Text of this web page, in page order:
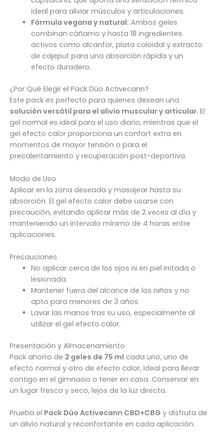
ideal para aliviar músculos y articulaciones.
Fórmula vegana y natural: Ambos geles
combinan cáñamo y hasta 18 ingredientes
activos como alcanfor, plata coloidal y extracto
de cajeput para una absorción rápida y un
efecto duradero.
¿Por Qué Elegir el Pack Dúo Activecann?
Este pack es perfecto para quienes desean una
solución versátil para el alivio muscular y articular. El
gel normal es ideal para el uso diario, mientras que el
gel efecto calor proporciona un confort extra en
momentos de mayor tensión o para el
precalentamiento y recuperación post-deportiva.
Modo de Uso
Aplicar en la zona deseada y masajear hasta su
absorción. El gel efecto calor debe usarse con
precaución, evitando aplicar más de 2 veces al día y
manteniendo un intervalo mínimo de 4 horas entre
aplicaciones.
Precauciones
No aplicar cerca de los ojos ni en piel irritada o
lesionada.
Mantener fuera del alcance de los niños y no
apto para menores de 3 años.
Lavar las manos tras su uso, especialmente al
utilizar el gel efecto calor.
Presentación y Almacenamiento
Pack ahorro de 2 geles de 75 ml cada uno, uno de
efecto normal y otro de efecto calor, ideal para llevar
contigo en el gimnasio o tener en casa. Conservar en
un lugar fresco y seco, lejos de la luz directa.
Prueba el Pack Dúo Activecann CBD+CBG y disfruta de
un alivio natural y reconfortante en cada aplicación.